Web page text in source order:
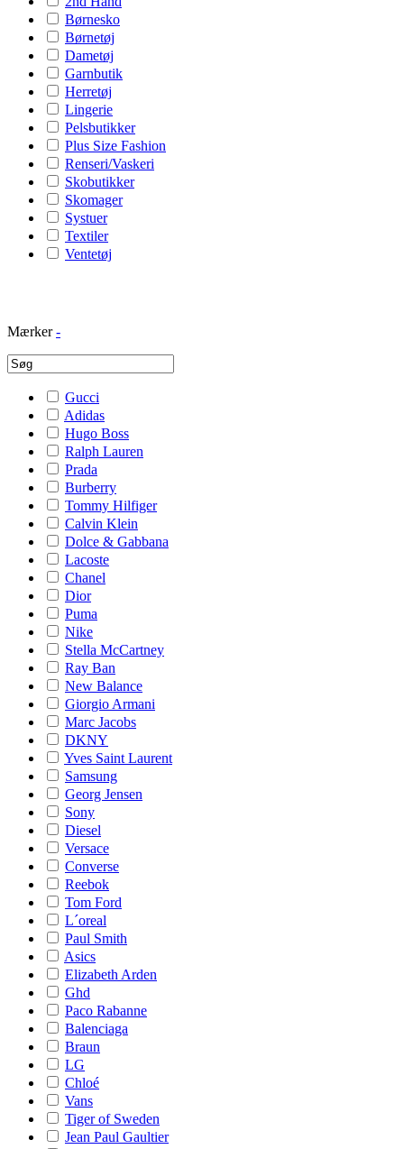
Børnesko
Børnetøj
Dametøj
Garnbutik
Herretøj
Lingerie
Pelsbutikker
Plus Size Fashion
Renseri/Vaskeri
Skobutikker
Skomager
Systuer
Textiler
Ventetøj
Mærker -
Gucci
Adidas
Hugo Boss
Ralph Lauren
Prada
Burberry
Tommy Hilfiger
Calvin Klein
Dolce & Gabbana
Lacoste
Chanel
Dior
Puma
Nike
Stella McCartney
Ray Ban
New Balance
Giorgio Armani
Marc Jacobs
DKNY
Yves Saint Laurent
Samsung
Georg Jensen
Sony
Diesel
Versace
Converse
Reebok
Tom Ford
L´oreal
Paul Smith
Asics
Elizabeth Arden
Ghd
Paco Rabanne
Balenciaga
Braun
LG
Chloé
Vans
Tiger of Sweden
Jean Paul Gaultier